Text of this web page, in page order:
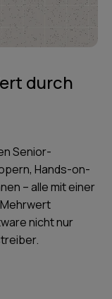
durch
Senior-
Hands-on-
– alle mit einer
nicht nur